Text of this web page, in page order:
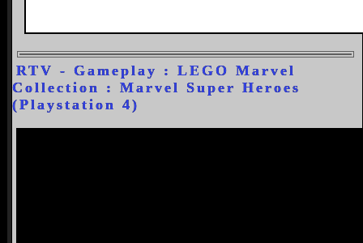
RTV - Gameplay : LEGO Marvel
Collection : Marvel Super Heroes
(Playstation 4)